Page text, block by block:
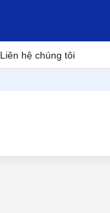
Liên hệ chúng tôi